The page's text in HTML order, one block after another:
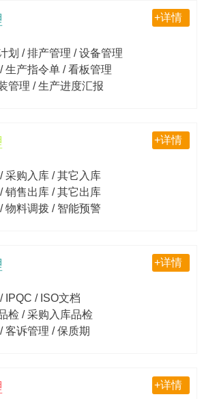
+详情
划 / 排产管理 / 设备管理
生产指令单 / 看板管理
管理 / 生产进度汇报
+详情
采购入库 / 其它入库
销售出库 / 其它出库
物料调拨 / 智能预警
+详情
IPQC / ISO文档
检 / 采购入库品检
客诉管理 / 保质期
+详情